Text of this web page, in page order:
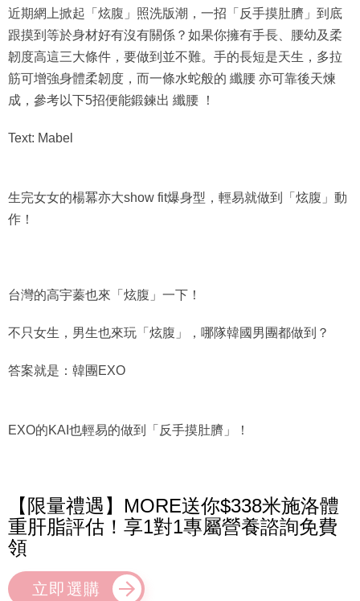
近期網上掀起「炫腹」照洗版潮，一招「反手摸肚臍」到底
跟摸到等於身材好有沒有關係？如果你擁有手長、腰幼及柔
韌度高這三大條件，要做到並不難。手的長短是天生，多拉
筋可增強身體柔韌度，而一條水蛇般的 纖腰 亦可靠後天煉
成，參考以下5招便能鍛鍊出 纖腰 ！
Text: Mabel
生完女女的楊冪亦大show fit爆身型，輕易就做到「炫腹」動
作！
台灣的高宇蓁也來「炫腹」一下！
不只女生，男生也來玩「炫腹」，哪隊韓國男團都做到？
答案就是：韓團EXO
EXO的KAI也輕易的做到「反手摸肚臍」！
【限量禮遇】MORE送你$338米施洛體
重肝脂評估！享1對1專屬營養諮詢免費
領
立即選購